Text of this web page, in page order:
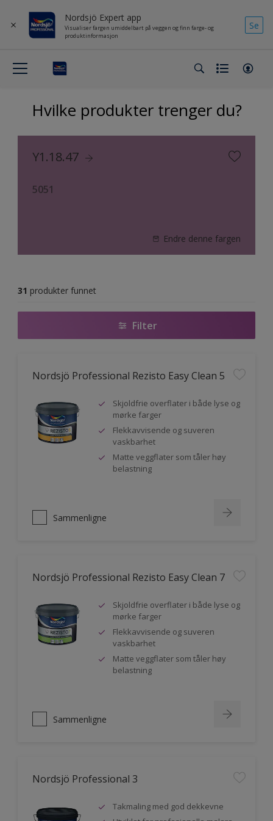
Nordsjö Expert app
Visualiser fargen umiddelbart på veggen og finn farge- og
produktinformasjon
Se
Hvilke produkter trenger du?
Y1.18.47
5051
Endre denne fargen
31 produkter funnet
Filter
Nordsjö Professional Rezisto Easy Clean 5
Skjoldfrie overflater i både lyse og
mørke farger
Flekkavvisende og suveren
vaskbarhet
Matte veggflater som tåler høy
belastning
Sammenligne
Nordsjö Professional Rezisto Easy Clean 7
Skjoldfrie overflater i både lyse og
mørke farger
Flekkavvisende og suveren
vaskbarhet
Matte veggflater som tåler høy
belastning
Sammenligne
Nordsjö Professional 3
Takmaling med god dekkevne